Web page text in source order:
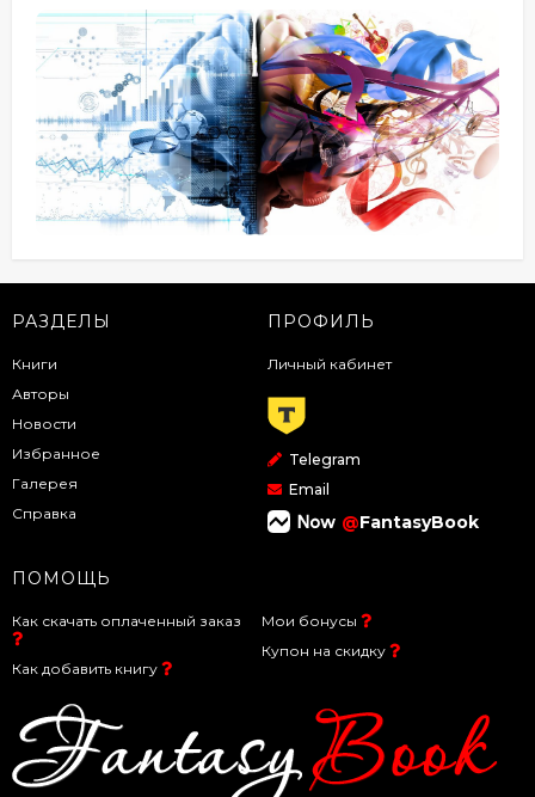
РАЗДЕЛЫ
Книги
Авторы
Новости
Избранное
Галерея
Справка
ПРОФИЛЬ
Личный кабинет
Telegram
Email
@FantasyBook
ПОМОЩЬ
Как скачать оплаченный заказ
Как добавить книгу
Мои бонусы
Купон на скидку